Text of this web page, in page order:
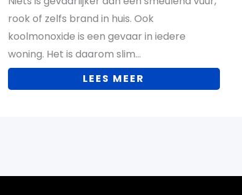
rook of zelfs brand in huis. Ook
koolmonoxide is een gevaar in iedere
woning. Het is daarom slim…
LEES MEER